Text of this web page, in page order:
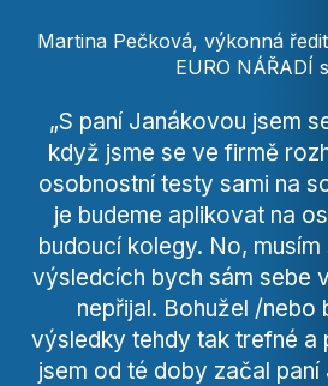
Martina Pečková, výkonná
EURO NÁŘADÍ
„S paní Janákovou jsem
když jsme se ve firmě
osobnostní testy sami na
je budeme aplikovat na
budoucí kolegy. No,
výsledcích bych sám sebe
nepřijal. Bohužel /nebo
výsledky tehdy tak trefné a
jsem od té doby začal